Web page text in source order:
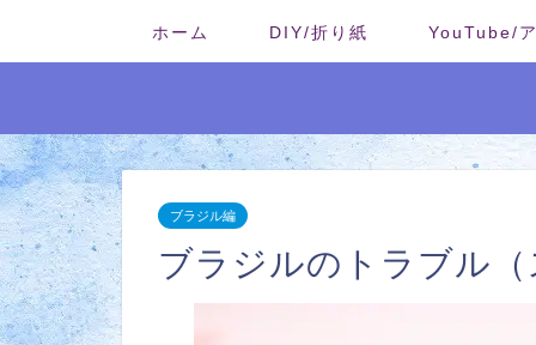
ホーム DIY/折り紙 YouTube/
ブラジル編
ブラジルのトラブル